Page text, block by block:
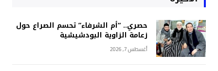
حصري.. “أم الشرفاء” تحسم الصراع حول
زعامة الزاوية البودشيشية
أغسطس 7, 2026